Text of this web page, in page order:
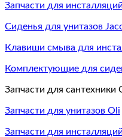
Запчасти для
Сиденья для унитазов
Клавиши смыва для
Комплектующие для
Запчасти для сантехники
Запчасти для унитазов Oli
Запчасти для